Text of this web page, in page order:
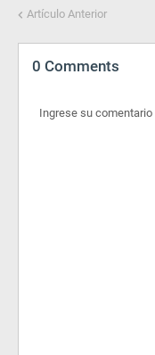
Artículo Anterior
0 Comments
Ingrese su